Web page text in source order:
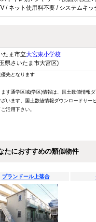
/ ネット使用料不要 / システムキ
たま市立大宮東小学校
県さいたま市大宮区)
先となります
す通学区域(学区)情報は、国土数値情
います。国土数値情報ダウンロードサ
活用下さい。
たにおすすめの類似物件
プランドール上落合